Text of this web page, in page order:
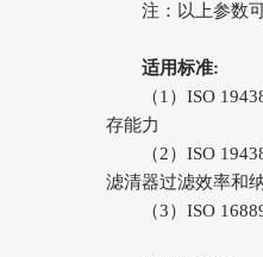
注：以上参数可
适用标准:
（1）ISO 19438-
存能力
（2）ISO 19438-
滤清器过滤效率和
（3）ISO